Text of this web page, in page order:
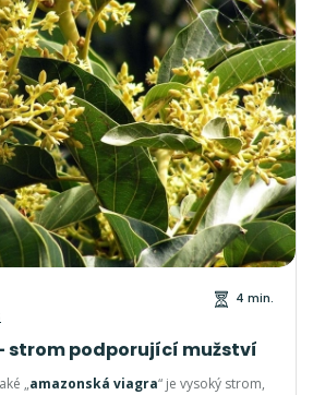
4 min.
strom podporující mužství
„amazonská viagra“ je vysoký strom,